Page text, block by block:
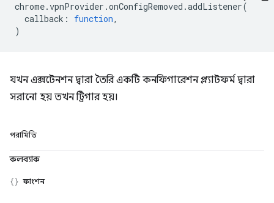
chrome.vpnProvider .onConfigRemoved .addListener(
callback : function,
)
যখন এক্সটেনশন দ্বারা তৈরি একটি কনফিগারেশন প্ল্যাটফর্ম দ্বারা
সরানো হয় তখন ট্রিগার হয়।
পরামিতি
কলব্যাক
ফাংশন